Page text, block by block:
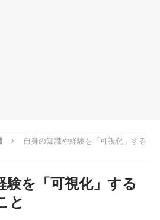
自身の知識や経験を「可視化」する
験を「可視化」する
と